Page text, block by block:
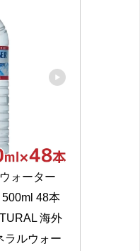
ォーター
48本
海外
ラルウォー